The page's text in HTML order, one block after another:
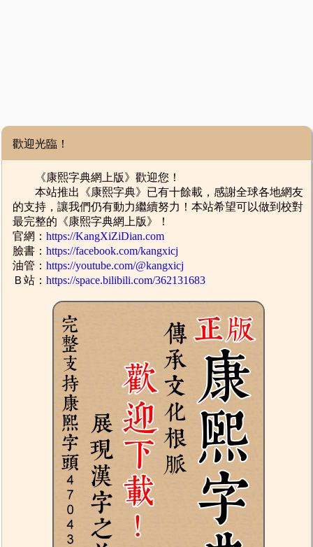
歡迎光臨！
《康熙字典網上版》歡迎您！
本站推出《康熙字典》已有十餘載，感謝全球各地網友
的支持，讓我們仍有動力繼續努力！本站希望可以做到校對
最完整的《康熙字典網上版》！
官網：https://KangXiZiDian.com
臉書：https://facebook.com/kangxicj
油管：https://youtube.com/@kangxicj
Ｂ站：https://space.bilibili.com/362131683